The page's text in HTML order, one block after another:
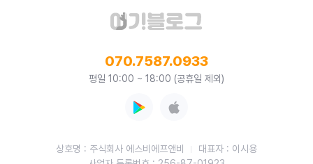
070.7587.0933
평일 10:00 ~ 18:00 (공휴일 제외)
상호명 : 주식회사 에스비에프앤비
대표자 : 이시용